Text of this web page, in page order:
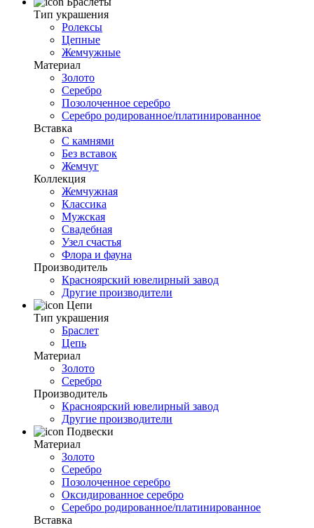
Тип украшения
Ролексы
Цепные
Жемчужные
Материал
Золото
Серебро
Позолоченное серебро
Серебро родированное/платинированное
Вставка
С камнями
Без вставок
Жемчуг
Коллекция
Жемчужная
Классика
Мужская
Свадебная
Узел счастья
Флора и фауна
Производитель
Красноярский ювелирный завод
Другие производители
Цепи
Тип украшения
Браслет
Цепь
Материал
Золото
Серебро
Производитель
Красноярский ювелирный завод
Другие производители
Подвески
Материал
Золото
Серебро
Позолоченное серебро
Оксидированное серебро
Серебро родированное/платинированное
Вставка